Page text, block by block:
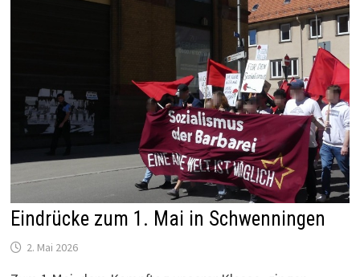
Eindrücke zum 1. Mai in Schwenningen
2. Mai 2026